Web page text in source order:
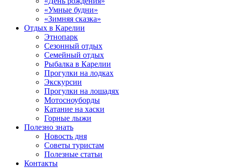
«Умные будни»
«Зимняя сказка»
Отдых в Карелии
Этнопарк
Сезонный отдых
Семейный отдых
Рыбалка в Карелии
Прогулки на лодках
Экскурсии
Прогулки на лошадях
Мотосноуборды
Катание на хаски
Горные лыжи
Полезно знать
Новость дня
Советы туристам
Полезные статьи
Контакты